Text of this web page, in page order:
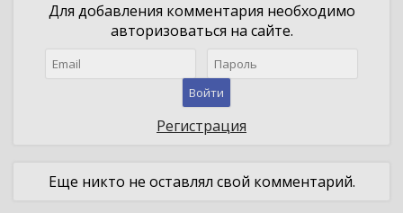
Для добавления комментария необходимо
авторизоваться на сайте.
Войти
Регистрация
Еще никто не оставлял свой комментарий.